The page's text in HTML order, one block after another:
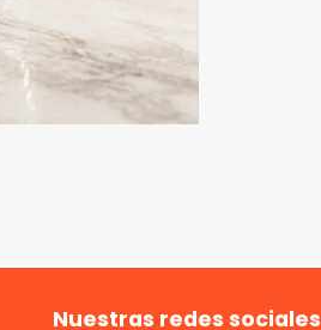
Nuestras redes sociales